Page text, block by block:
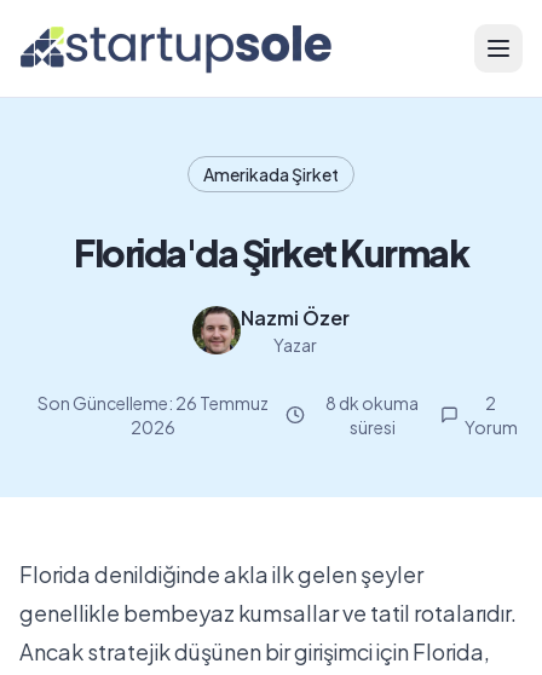
Amerikada Şirket
Florida'da Şirket Kurmak
Nazmi Özer
Yazar
Son Güncelleme: 26 Temmuz
2026
8 dk okuma
süresi
2
Yorum
Florida denildiğinde akla ilk gelen şeyler
genellikle bembeyaz kumsallar ve tatil rotalarıdır.
Ancak stratejik düşünen bir girişimci için Florida,